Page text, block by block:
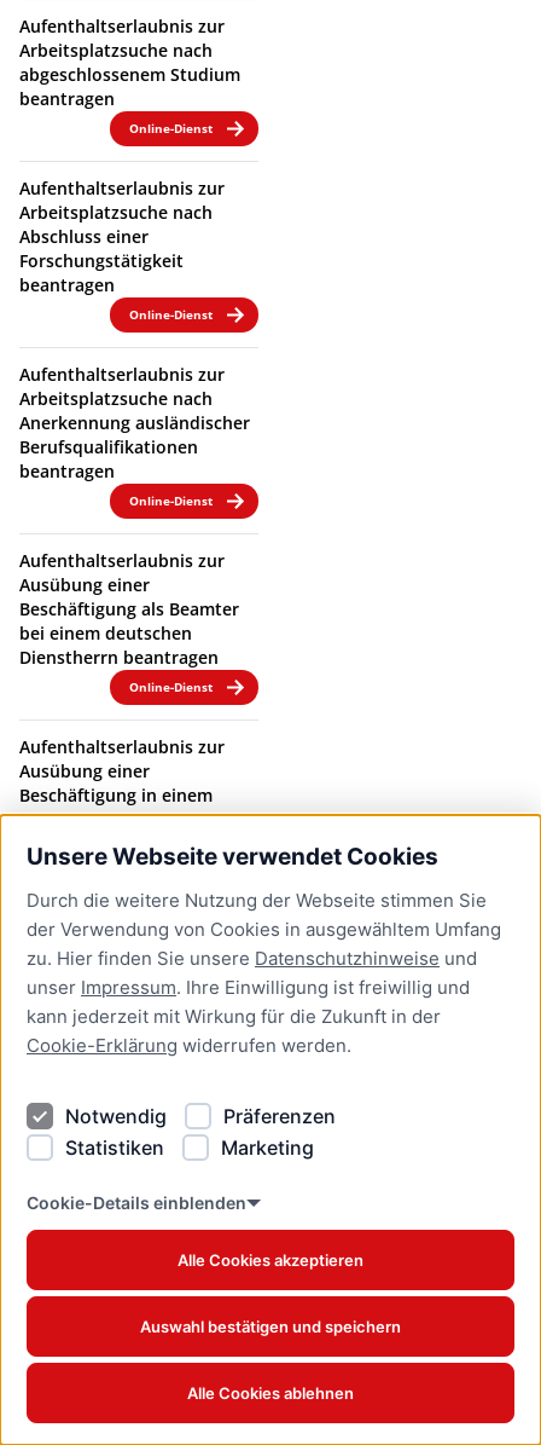
Unsere Webseite verwendet Cookies
Durch die weitere Nutzung der Webseite stimmen Sie
der Verwendung von Cookies in ausgewähltem Umfang
zu. Hier finden Sie unsere Datenschutzhinweise und
unser Impressum. Ihre Einwilligung ist freiwillig und
kann jederzeit mit Wirkung für die Zukunft in der
Cookie-Erklärung widerrufen werden.
Notwendig
Präferenzen
Statistiken
Marketing
Cookie-Details einblenden
Alle Cookies akzeptieren
Auswahl bestätigen und speichern
Alle Cookies ablehnen
Aufenthaltserlaubnis zur
Arbeitsplatzsuche nach
abgeschlossenem Studium
beantragen
Online-Dienst
Aufenthaltserlaubnis zur
Arbeitsplatzsuche nach
Abschluss einer
Forschungstätigkeit
beantragen
Online-Dienst
Aufenthaltserlaubnis zur
Arbeitsplatzsuche nach
Anerkennung ausländischer
Berufsqualifikationen
beantragen
Online-Dienst
Aufenthaltserlaubnis zur
Ausübung einer
Beschäftigung als Beamter
bei einem deutschen
Dienstherrn beantragen
Online-Dienst
Aufenthaltserlaubnis zur
Ausübung einer
Beschäftigung in einem
Beamtenverhältnis bei
einem deutschen
Dienstherrn verlängern
Online-Dienst
Aufenthaltserlaubnis zur
bedingten Zulassung zum
Studium oder zum
Teilzeitstudium beantragen
Online-Dienst
Aufenthaltserlaubnis zur
Beschäftigung als Fachkraft
mit akademischer
Ausbildung beantragen
Aufenthaltserlaubnis zur
betrieblichen Aus- und
Weiterbildung verlängern
Online-Dienst
Aufenthaltserlaubnis zur